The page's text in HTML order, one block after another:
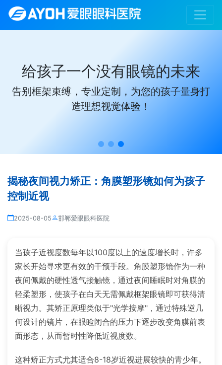
给孩子一个没有眼镜的未来
告别框架束缚，专业定制，为您的孩子量身打
造理想视觉体验！
揭秘夜间视力矫正：角膜塑形镜如何为孩子
控制近视
2025-08-05 邯郸爱眼眼科医院
当孩子近视度数每年以100度以上的速度增长时，许多
家长开始寻求更有效的干预手段。角膜塑形镜作为一种
夜间佩戴的硬性透气接触镜，通过夜间睡眠时对角膜的
轻柔塑形，使孩子在白天无需佩戴框架眼镜即可获得清
晰视力。其矫正原理类似于"光学按摩"，通过特殊逆几
何设计的镜片，在眼睑闭合的压力下逐步改变角膜前表
面形态，从而暂时性降低近视度数。
这种矫正方式尤其适合8-18岁近视进展较快的青少年。